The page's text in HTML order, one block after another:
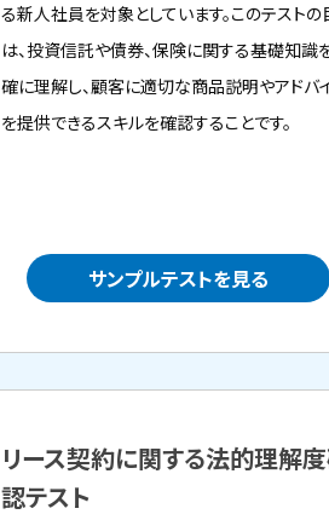
る新人社員を対象としています。このテスト
は、投資信託や債券、保険に関する基礎知識
確に理解し、顧客に適切な商品説明やアドバ
を提供できるスキルを確認することです。
サンプルテストを見る
リース契約に関する法的理解
認テスト